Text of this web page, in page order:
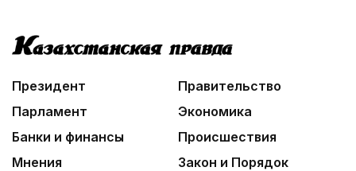
Президент
Правительство
Парламент
Экономика
Банки и финансы
Происшествия
Мнения
Закон и Порядок